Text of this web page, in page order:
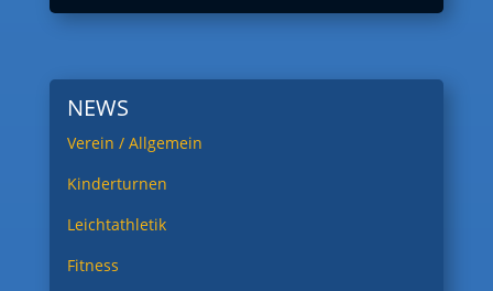
NEWS
Verein / Allgemein
Kinderturnen
Leichtathletik
Fitness